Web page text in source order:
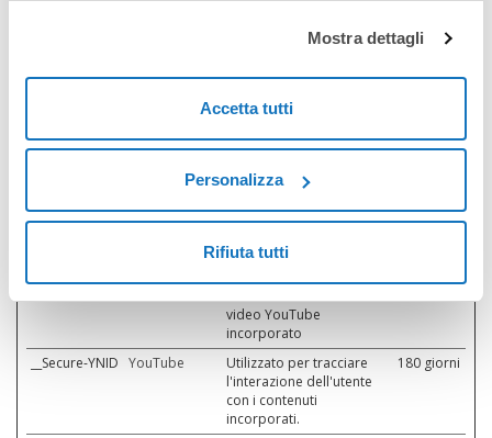
Mostra dettagli
Accetta tutti
Personalizza
Rifiuta tutti
siti web. L'intento è quello di visualizzare annunci pertinenti e
Scopo
archiviazione
KEN
Registra un ID univoco
per mantenere statistiche
su quali video di YouTube
ha visto l'utente.
Memorizza le preferenze
video YouTube
incorporato
__Secure-YNID YouTube
Utilizzato per tracciare
l'interazione dell'utente
con i contenuti
incorporati.
180 giorni